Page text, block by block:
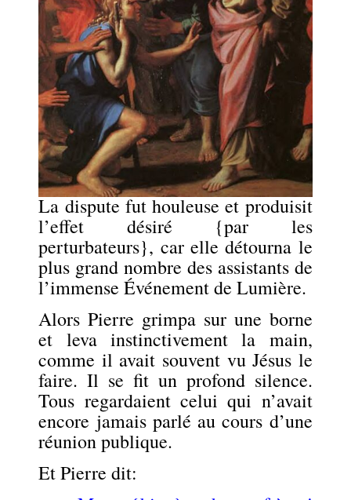
La dispute fut houleuse et produisit
l’effet désiré {par les
perturbateurs}, car elle détourna le
plus grand nombre des assistants de
l’immense Événement de Lumière.
Alors Pierre grimpa sur une borne
et leva instinctivement la main,
comme il avait souvent vu Jésus le
faire. Il se fit un profond silence.
Tous regardaient celui qui n’avait
encore jamais parlé au cours d’une
réunion publique.
Et Pierre dit: